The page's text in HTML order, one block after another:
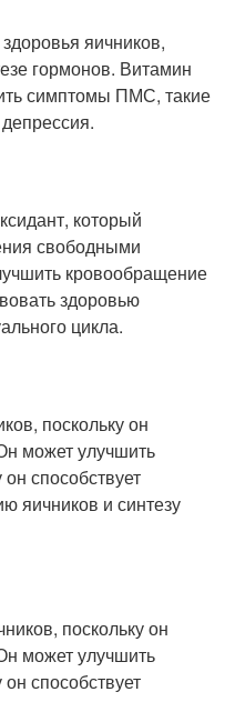
здоровья яичников,
гормонов. Витамин
симптомы ПМС, такие
который
свободными
кровообращение
здоровью
цикла.
поскольку он
может улучшить
способствует
яичников и синтезу
поскольку он
может улучшить
способствует